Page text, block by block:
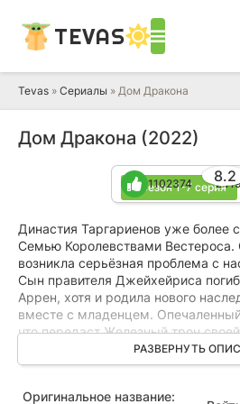
TEVAS
Tevas » Сериалы » Дом Дракона
Дом Дракона (2022)
3 сезон 1-7 серия
8.2
1102374
Династия Таргариенов уже более
Семью Королевствами Вестероса.
возникла серьёзная проблема с
Сын правителя Джейхейриса
Аррен, хотя и родила нового
вместе с младенцем.
что передаст Железный трон
Между тем его родной брат
городской стражей, проявляет
своего дракона и несколько яиц
РАЗВЕРНУТЬ
Оригинальное название: